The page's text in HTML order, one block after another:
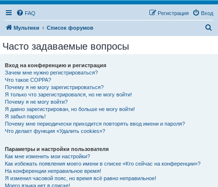
FAQ Вход
Регистрация
Мультики Список форумов
Часто задаваемые вопросы
Вход на конференцию и регистрация
Зачем мне нужно регистрироваться?
Что такое COPPA?
Почему я не могу зарегистрироваться?
Я только что зарегистрировался, но не могу войти!
Почему я не могу войти?
Я давно зарегистрирован, но больше не могу войти!
Я забыл пароль!
Почему мне периодически приходится повторять ввод имени и пароля?
Что делает функция «Удалить cookies»?
Параметры и настройки пользователя
Как мне изменить мои настройки?
Как избежать появления моего имени в списке «Кто сейчас на конференции»?
На конференции неправильное время!
Я изменил часовой пояс, но время всё равно неправильное!
Моего языка нет в списке!